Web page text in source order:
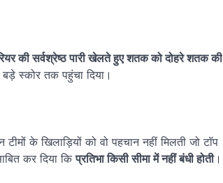
की सर्वश्रेष्ठ पारी खेलते हुए शतक को दोहरे शतक की
स्कोर तक पहुंचा दिया।
के खिलाड़ियों को वो पहचान नहीं मिलती जो टॉप
कर दिया किप्रतिभा किसी सीमा में नहीं बंधी होती।